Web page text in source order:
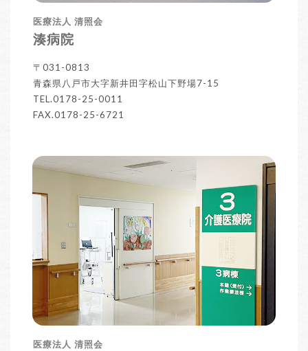
医療法人 清照会
湊病院
〒031-0813
青森県八戸市大字新井田字松山下野場7-15
TEL.0178-25-0011
FAX.0178-25-6721
医療法人 清照会